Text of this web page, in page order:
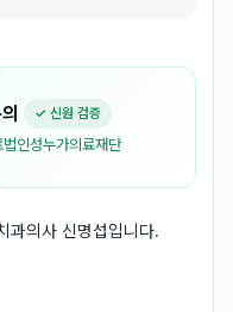
✓ 신원 검증
법인성누가의료재단
과의사 신명섭입니다.